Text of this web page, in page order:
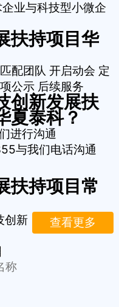
业与科技型小微企
扶持项目华
匹配团队 开启动会 定
公示 后续服务
创新发展扶
夏泰科？
进行沟通
与我们电话沟通
扶持项目常
查看更多
创新